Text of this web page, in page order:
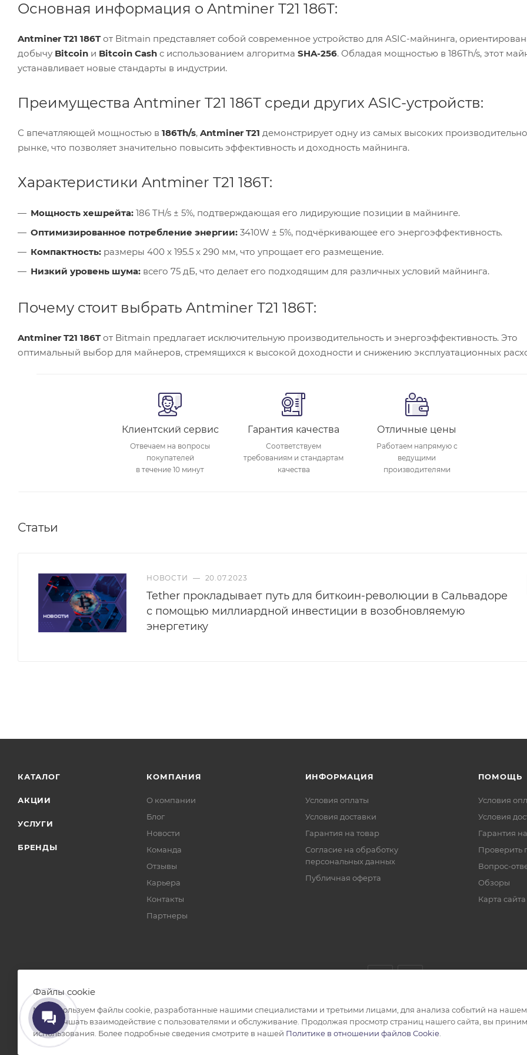
Основная информация о Antminer T21 186T:
Antminer T21 186Tот Bitmain представляет собой современное устройство для ASIC-майнинга,
добычу Bitcoin и Bitcoin Cash с использованием алгоритма SHA-256. Обладая мощностью в 186Th/s, этот
устанавливает новые стандарты в индустрии.
Преимущества Antminer T21 186T среди других ASIC-устройств:
С впечатляющей мощностью в 186Th/s, Antminer T21 демонстрирует одну из самых высоких
рынке, что позволяет значительно повысить эффективность и доходность майнинга.
Характеристики Antminer T21 186T:
Мощность хешрейта: 186 TH/s ± 5%, подтверждающая его лидирующие позиции в майнинге.
Оптимизированное потребление энергии: 3410W ± 5%, подчёркивающее его энергоэффективность.
Компактность: размеры 400 x 195.5 x 290 мм, что упрощает его размещение.
Низкий уровень шума: всего 75 дБ, что делает его подходящим для различных условий майнинга.
Почему стоит выбрать Antminer T21 186T:
Antminer T21 186Tот Bitmain предлагает исключительную производительность и энергоэффективность. Это
оптимальный выбор для майнеров, стремящихся к высокой доходности и снижению эксплуатационных
Клиентский сервис
Отвечаем на вопросы
покупателей
в течение 10 минут
Гарантия качества
Соответствуем
требованиям и стандартам
качества
Отличные цены
Работаем напрямую с
ведущими
производителями
Статьи
НОВОСТИ — 20.07.2023
Tether прокладывает путь для биткоин-революции в Сальвадоре
с помощью миллиардной инвестиции в возобновляемую
энергетику
КАТАЛОГ
АКЦИИ
УСЛУГИ
БРЕНДЫ
КОМПАНИЯ
О компании
Блог
Новости
Команда
Отзывы
Карьера
Контакты
Партнеры
ИНФОРМАЦИЯ
Условия оплаты
Условия доставки
Гарантия на товар
Согласие на обработку
персональных данных
Публичная оферта
ПОМОЩЬ
Условия
Условия
Гарантия
Проверить
Вопрос-
Обзоры
Карта сайта
2026 © TRENDY CORP. ООО «ТТН» ОГРН 1217700097075 ИНН
Файлы cookie
Мы используем файлы cookie, разработанные нашими специалистами и третьими лицами, для анализа событий на нашем
нам улучшать взаимодействие с пользователями и обслуживание. Продолжая просмотр страниц нашего сайта, вы
использования. Более подробные сведения смотрите в нашей Политике в отношении файлов Cookie